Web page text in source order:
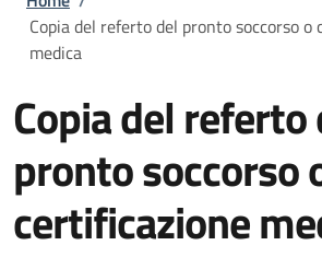
Copia del referto del pronto soccorso o
medica
Copia del referto
pronto soccorso
certificazione